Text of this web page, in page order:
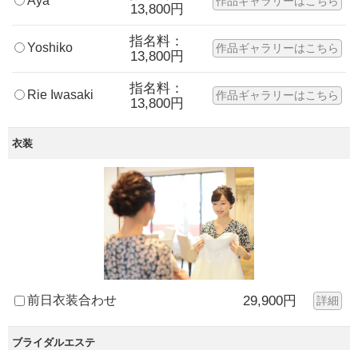
13,800円
Yoshiko
指名料：
13,800円
作品ギャラリーはこちら
Rie Iwasaki
指名料：
13,800円
作品ギャラリーはこちら
衣装
前日衣装合わせ 29,900円 詳細
ブライダルエステ